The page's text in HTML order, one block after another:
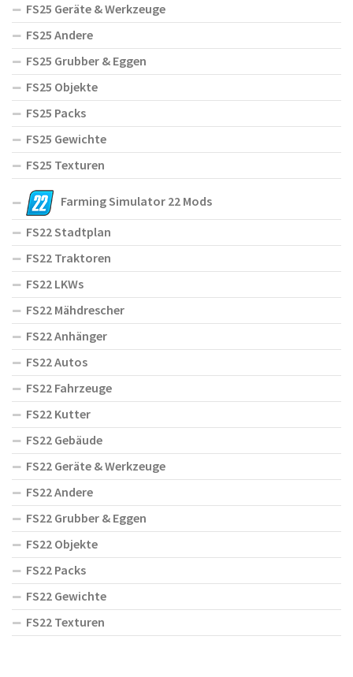
FS25 Geräte & Werkzeuge
FS25 Andere
FS25 Grubber & Eggen
FS25 Objekte
FS25 Packs
FS25 Gewichte
FS25 Texturen
Farming Simulator 22 Mods
FS22 Stadtplan
FS22 Traktoren
FS22 LKWs
FS22 Mähdrescher
FS22 Anhänger
FS22 Autos
FS22 Fahrzeuge
FS22 Kutter
FS22 Gebäude
FS22 Geräte & Werkzeuge
FS22 Andere
FS22 Grubber & Eggen
FS22 Objekte
FS22 Packs
FS22 Gewichte
FS22 Texturen